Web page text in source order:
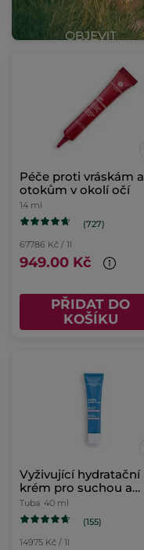
Péče proti vráskám a
otokům v okolí očí
14 ml
(727)
67786 Kč / 1l
949.00 Kč
PŘIDAT DO
KOŠÍKU
Vyživující hydratační
krém pro suchou a
citlivou pleť
Tuba 40 ml
(155)
14975 Kč / 1l